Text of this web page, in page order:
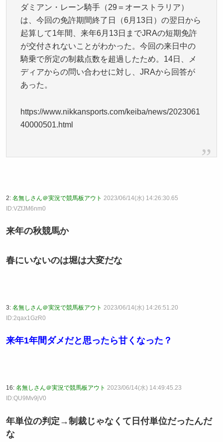
ダミアン・レーン騎手（29＝オーストラリア）
は、今回の免許期間終了日（6月13日）の翌日から
起算して1年間、来年6月13日までJRAの短期免許
が交付されないことがわかった。今回の来日中の
騎乗で所定の制裁点数を超過したため。14日、メ
ディアからの問い合わせに対し、JRAから回答が
あった。
https://www.nikkansports.com/keiba/news/2023061
40000501.html
2: 名無しさん＠実況で競馬板アウト 2023/06/14(水) 14:26:30.65
ID:VZfJM6nm0
来年の秋競馬か
春にいないのは堀は大変だな
3: 名無しさん＠実況で競馬板アウト 2023/06/14(水) 14:26:51.20
ID:2qax1GzR0
来年1年間ダメだと思ったら甘くなった？
16: 名無しさん＠実況で競馬板アウト 2023/06/14(水) 14:49:45.23
ID:QU9Mv9jV0
年単位の判定→制裁じゃなくて日付単位だったんだ
な